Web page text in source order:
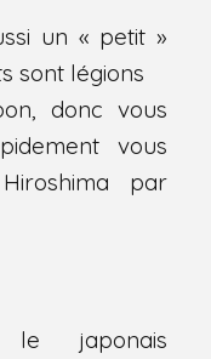
un « petit »
sont légions
donc vous
vous
par
japonais